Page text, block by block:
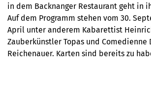
in dem Backnanger Restaurant geht in
Auf dem Programm stehen vom 30.
April unter anderem Kabarettist
Zauberkünstler Topas und Comedienne
Reichenauer. Karten sind bereits zu